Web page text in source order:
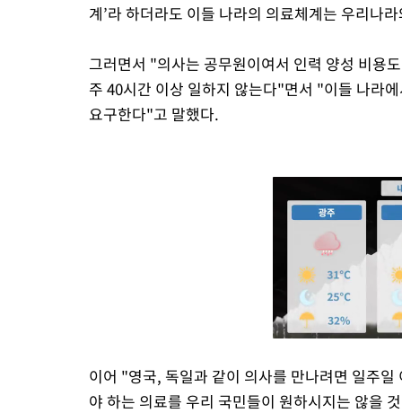
계’라 하더라도 이들 나라의 의료체계는 우리나
그러면서 "의사는 공무원이여서 인력 양성 비용
주 40시간 이상 일하지 않는다"면서 "이들 나라
요구한다"고 말했다.
이어 "영국, 독일과 같이 의사를 만나려면 일주
야 하는 의료를 우리 국민들이 원하시지는 않을